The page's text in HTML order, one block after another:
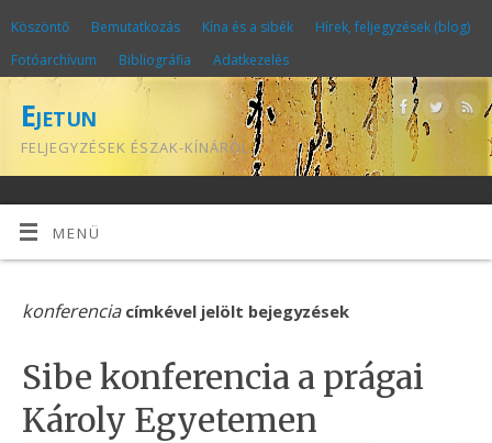
Köszöntő Bemutatkozás Kína és a sibék
Hírek, feljegyzések (blog)
Fotóarchívum
Bibliográfia Adatkezelés
Ejetun
FELJEGYZÉSEK ÉSZAK-KÍNÁRÓL
MENÜ
konferenciacímkével jelölt bejegyzések
Sibe konferencia a prágai
Károly Egyetemen